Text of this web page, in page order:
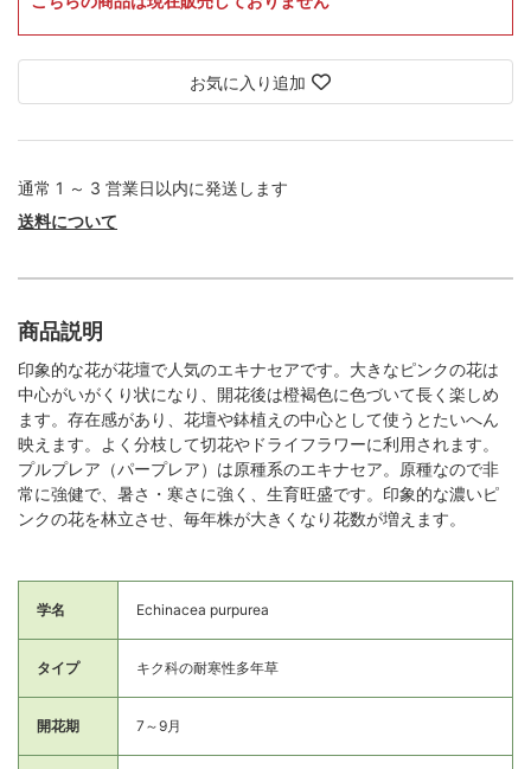
お気に入り追加
通常 1 ～ 3 営業日以内に発送します
送料について
商品説明
印象的な花が花壇で人気のエキナセアです。大きなピンクの花は
中心がいがくり状になり、開花後は橙褐色に色づいて長く楽しめ
ます。存在感があり、花壇や鉢植えの中心として使うとたいへん
映えます。よく分枝して切花やドライフラワーに利用されます。
プルプレア（パープレア）は原種系のエキナセア。原種なので非
常に強健で、暑さ・寒さに強く、生育旺盛です。印象的な濃いピ
ンクの花を林立させ、毎年株が大きくなり花数が増えます。
学名 Echinacea purpurea
タイプ キク科の耐寒性多年草
開花期 7～9月